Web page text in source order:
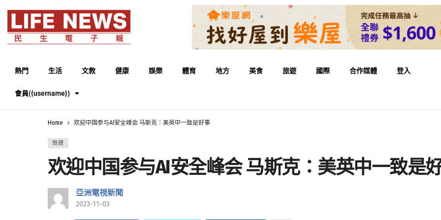
熱門 生活 文教 健康 娛樂 體育 地方 美食 旅遊 國際 合作媒體 登入
會員({username})
Home 欢迎中国参与AI安全峰会 马斯克：美英中一致是好事
簡體
欢迎中国参与AI安全峰会 马斯克：美英中一致是
亞洲電視新聞
2023-11-03